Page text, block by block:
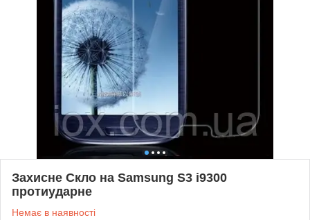
Захисне Скло на Samsung S3 i9300
протиударне
Немає в наявності